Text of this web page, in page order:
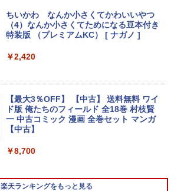
B/13.3型液晶/Wi-fi/Bluetooth/USB3.1/T
ype-C/HDMI/中古PC 中古ノートパソコ
ン Windows11 Win11正式対応
￥26,800
HP ProBook 450 G6 15.6型大画面フルH
D テンキー 8世代Core i5-8265U NVMeS
SD512GB メモリ16GB Webカメラ内蔵
Type-C 指紋認証 HDMI Office Windows
ルHD 1080P 100%sRGB 400cd/m? 光沢
IPS パネル 色鮮やか 265g 超軽量 Type-
C対応 miniHDMI モニター 持ち運び サブ
V
【期間限定5%OFFクーポン 8/12 10時ま
で】 ゲーミングモニター モニター 24.5
ッカーレス 24.5型 FullHD ブルーライト
カット ノングレア HDMI Adaptive-Sync
ゼン
ちいかわ なんか小さくてかわいいやつ
（4）なんか小さくてためになる豆本付き
特装版 （プレミアムKC） [ ナガノ ]
￥2,420
【最大3％OFF】 【中古】 送料無料 ワイ
ド版 俺たちのフィールド 全18巻 村枝賢
一 中古コミック 漫画 全巻セット マンガ
【中古】
￥8,700
楽天ランキングをもっと見る